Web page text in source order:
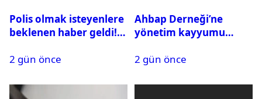
Polis olmak isteyenlere
beklenen haber geldi!
2 gün önce
Ahbap Derneği’ne
yönetim kayyumu
açıldı
2 gün önce